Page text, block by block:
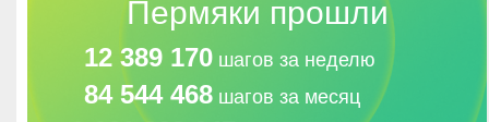
Пермяки прошли
12 389 170 шагов за неделю
84 544 468 шагов за месяц